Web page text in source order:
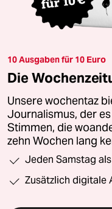
10 Ausgaben für 10 Euro
Die
Unsere wochentaz
Journalismus, der
Stimmen, die
zehn Wochen lang
Jeden Samstag
Zusätzlich digitale